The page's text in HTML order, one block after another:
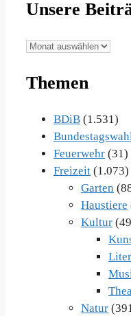
Unsere
Unsere
im
Themen
BDiB (1.531)
Feuerwehr (31)
Freizeit (1.073)
Garten
Haustiere
Kultur
Natur